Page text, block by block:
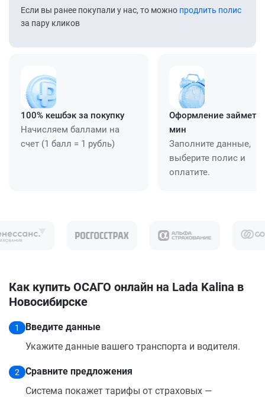
Если вы ранее покупали у нас, то можно продлить полис
за пару кликов
100% кешбэк за покупку
Начисляем баллами на
счет (1 балл = 1 рубль)
Оформление займет
мин
Заполните данные,
выберите полис и
оплатите.
Как купить ОСАГО онлайн на Lada Kalina в
Новосибирске
1
Введите данные
Укажите данные вашего транспорта и водителя.
2
Сравните предложения
Система покажет тарифы от страховых —